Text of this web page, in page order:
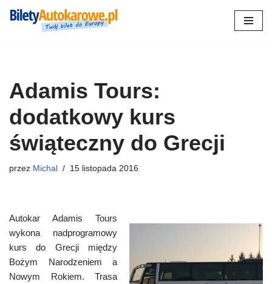
Adamis Tours:
dodatkowy kurs
świąteczny do Grecji
przez Michal 15 listopada 2016
Autokar Adamis Tours
wykona nadprogramowy
kurs do Grecji między
Bożym Narodzeniem a
Nowym Rokiem. Trasa